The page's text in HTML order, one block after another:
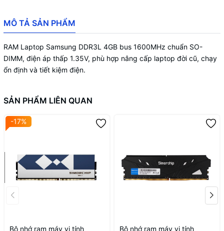
MÔ TẢ SẢN PHẨM
RAM Laptop Samsung DDR3L 4GB bus 1600MHz chuẩn SO-
DIMM, điện áp thấp 1.35V, phù hợp nâng cấp laptop đời cũ, chạy
ổn định và tiết kiệm điện.
SẢN PHẨM LIÊN QUAN
-17%
Bộ nhớ ram máy vi tính Bộ nhớ ram máy vi tính